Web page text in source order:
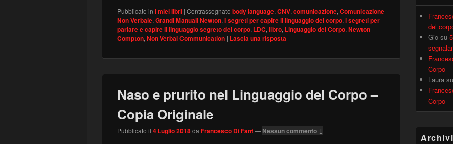
Pubblicato in I miei libri | Contrassegnato body language, CNV, comunicazione, Comunicazione
Non Verbale, Grandi Manuali Newton, I segreti per capire il linguaggio del corpo, i segreti per
parlare e capire il linguaggio segreto del corpo, LDC, libro, Linguaggio del Corpo, Newton
Compton, Non Verbal Communication | Lascia una risposta
Naso e prurito nel Linguaggio del Corpo –
Copia Originale
Pubblicato il 4 Luglio 2018da Francesco Di Fant— Nessun commento ↓
del
Gio su
Corpo
Laura su
Corpo
Archivi